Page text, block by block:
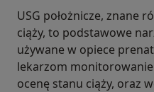
USG położnicze, znane
ciąży, to podstawowe
używane w opiece
lekarzom
ocenę stanu ciąży, oraz